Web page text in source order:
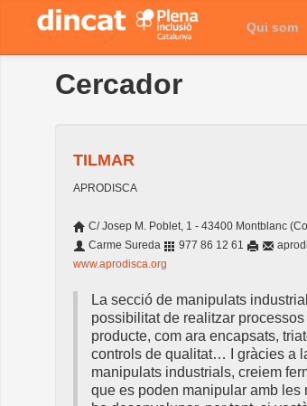
Qui som
Cercador
TILMAR
APRODISCA
C/ Josep M. Poblet, 1 - 43400 Montblanc
Carme Sureda
977 86 12 61
www.aprodisca.org
La secció de manipulats
possibilitat de realitzar
producte, com ara encapsats,
controls de qualitat… I gràcies a
manipulats industrials, creiem
que es poden manipular amb les